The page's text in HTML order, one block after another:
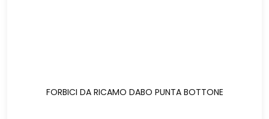
FORBICI DA RICAMO DABO PUNTA BOTTONE